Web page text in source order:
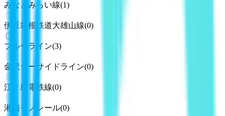
みなとみらい線(1)
伊豆箱根鉄道大雄山線(0)
ブルーライン(3)
金沢シーサイドライン(0)
江ノ島電鉄線(0)
湘南モノレール(0)